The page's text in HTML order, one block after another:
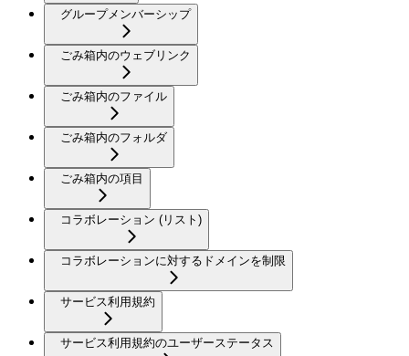
グループメンバーシップ
ごみ箱内のウェブリンク
ごみ箱内のファイル
ごみ箱内のフォルダ
ごみ箱内の項目
コラボレーション (リスト)
コラボレーションに対するドメインを制限
サービス利用規約
サービス利用規約のユーザーステータス